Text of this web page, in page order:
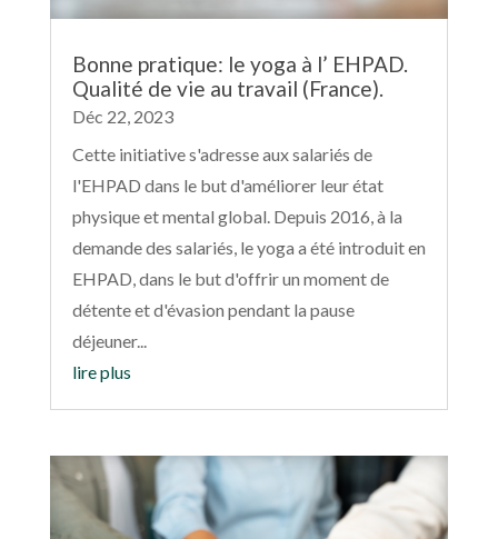
Bonne pratique: le yoga à l’ EHPAD.
Qualité de vie au travail (France).
Déc 22, 2023
Cette initiative s'adresse aux salariés de
l'EHPAD dans le but d'améliorer leur état
physique et mental global. Depuis 2016, à la
demande des salariés, le yoga a été introduit en
EHPAD, dans le but d'offrir un moment de
détente et d'évasion pendant la pause
déjeuner...
lire plus